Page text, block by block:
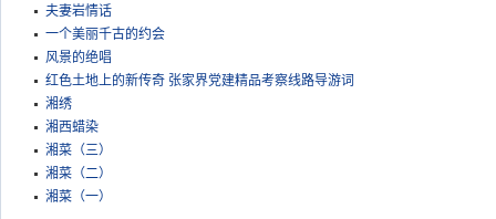
夫妻岩情话
一个美丽千古的约会
风景的绝唱
红色土地上的新传奇 张家界党建精品考察线路导游词
湘绣
湘西蜡染
湘菜（三）
湘菜（二）
湘菜（一）